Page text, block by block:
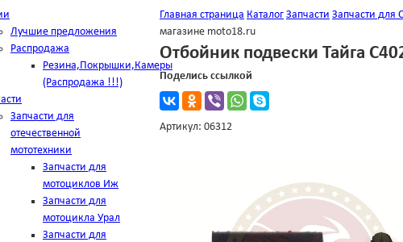
Лучшие предложения
Распродажа
Резина,Покрышки,Камеры
(Распродажа !!!)
Запчасти для
отечественной
мототехники
Запчасти для
мотоциклов Иж
Запчасти для
мотоцикла Урал
Запчасти для
Главная страница Каталог Запчасти Запчасти для
магазине moto18.ru
Отбойник подвески Тайга
Поделись ссылкой
Артикул: 06312